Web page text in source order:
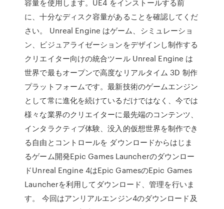
容量を使用します。UE4 をインストールする前
に、十分なディスク容量があることを確認してくだ
さい。 Unreal Engine はゲーム、シミュレーショ
ン、ビジュアライゼーションをデザインし制作する
クリエイター向けの統合ツール Unreal Engine は
世界で最もオープンで高度なリアルタイム 3D 制作
プラットフォームです。最新技術のゲームエンジン
として常に進化を続けているだけではなく、今では
様々な業界のクリエイターに最先端のコンテンツ、
インタラクティブ体験、没入的仮想世界を制作でき
る自由とコントロールを ダウンロードからはじま
るゲーム開発Epic Games Launcherのダウンロー
ドUnreal Engine 4はEpic GamesのEpic Games
Launcherを利用してダウンロード、管理を行いま
す。 今回はアンリアルエンジン4のダウンロード及